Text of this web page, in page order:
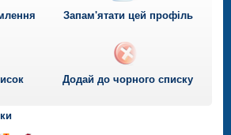
Запам'ятати цей профіль
Додай до чорного списку